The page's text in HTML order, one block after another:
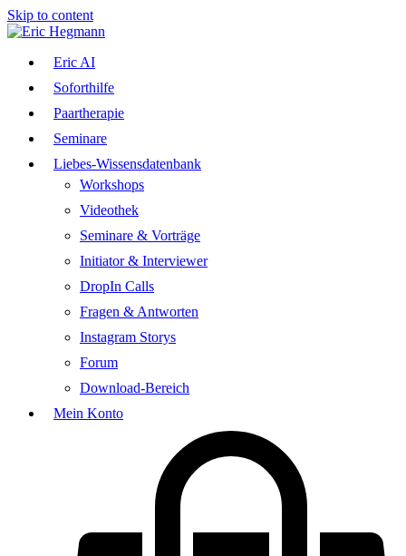
Skip to content
Eric AI
Soforthilfe
Paartherapie
Seminare
Liebes-Wissensdatenbank
Workshops
Videothek
Seminare & Vorträge
Initiator & Interviewer
DropIn Calls
Fragen & Antworten
Instagram Storys
Forum
Download-Bereich
Mein Konto